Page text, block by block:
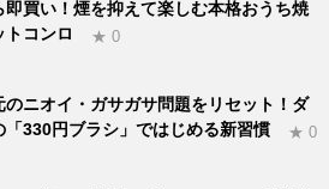
即買い！煙を抑えて楽しむ本格おうち焼
トコンロ
★ 0
のニオイ・ガサガサ問題をリセット！ダ
「330円ブラシ」ではじめる新習慣
★ 0